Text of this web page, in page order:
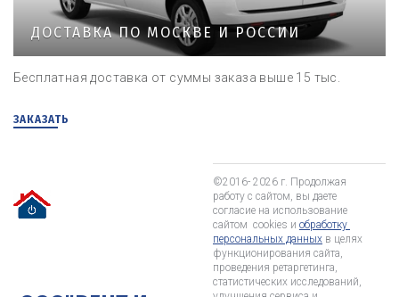
ДОСТАВКА ПО МОСКВЕ И РОССИИ
Бесплатная доставка от суммы заказа выше 15 тыс.
ЗАКАЗАТЬ
©2016- 2026 г. Продолжая
работу с сайтом, вы даете
согласие на использование
сайтом  cookies и обработку
персональных данных в целях
функционирования сайта,
проведения ретаргетинга,
статистических исследований,